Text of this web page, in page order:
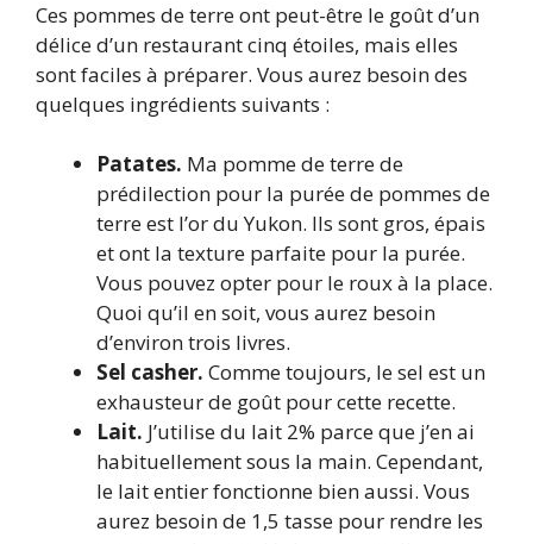
Ces pommes de terre ont peut-être le goût d’un
délice d’un restaurant cinq étoiles, mais elles
sont faciles à préparer. Vous aurez besoin des
quelques ingrédients suivants :
Patates. Ma pomme de terre de
prédilection pour la purée de pommes de
terre est l’or du Yukon. Ils sont gros, épais
et ont la texture parfaite pour la purée.
Vous pouvez opter pour le roux à la place.
Quoi qu’il en soit, vous aurez besoin
d’environ trois livres.
Sel casher. Comme toujours, le sel est un
exhausteur de goût pour cette recette.
Lait. J’utilise du lait 2% parce que j’en ai
habituellement sous la main. Cependant,
le lait entier fonctionne bien aussi. Vous
aurez besoin de 1,5 tasse pour rendre les